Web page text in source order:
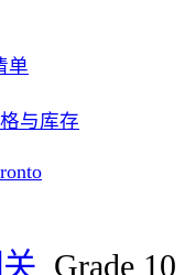
单
与库存
Grade